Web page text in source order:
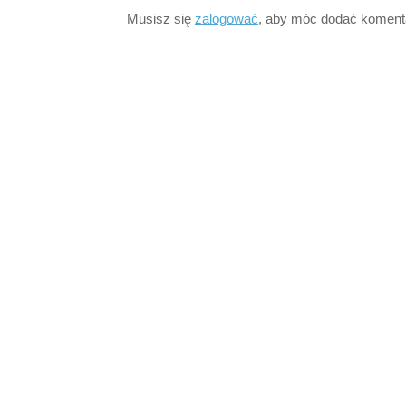
Musisz się zalogować, aby móc dodać